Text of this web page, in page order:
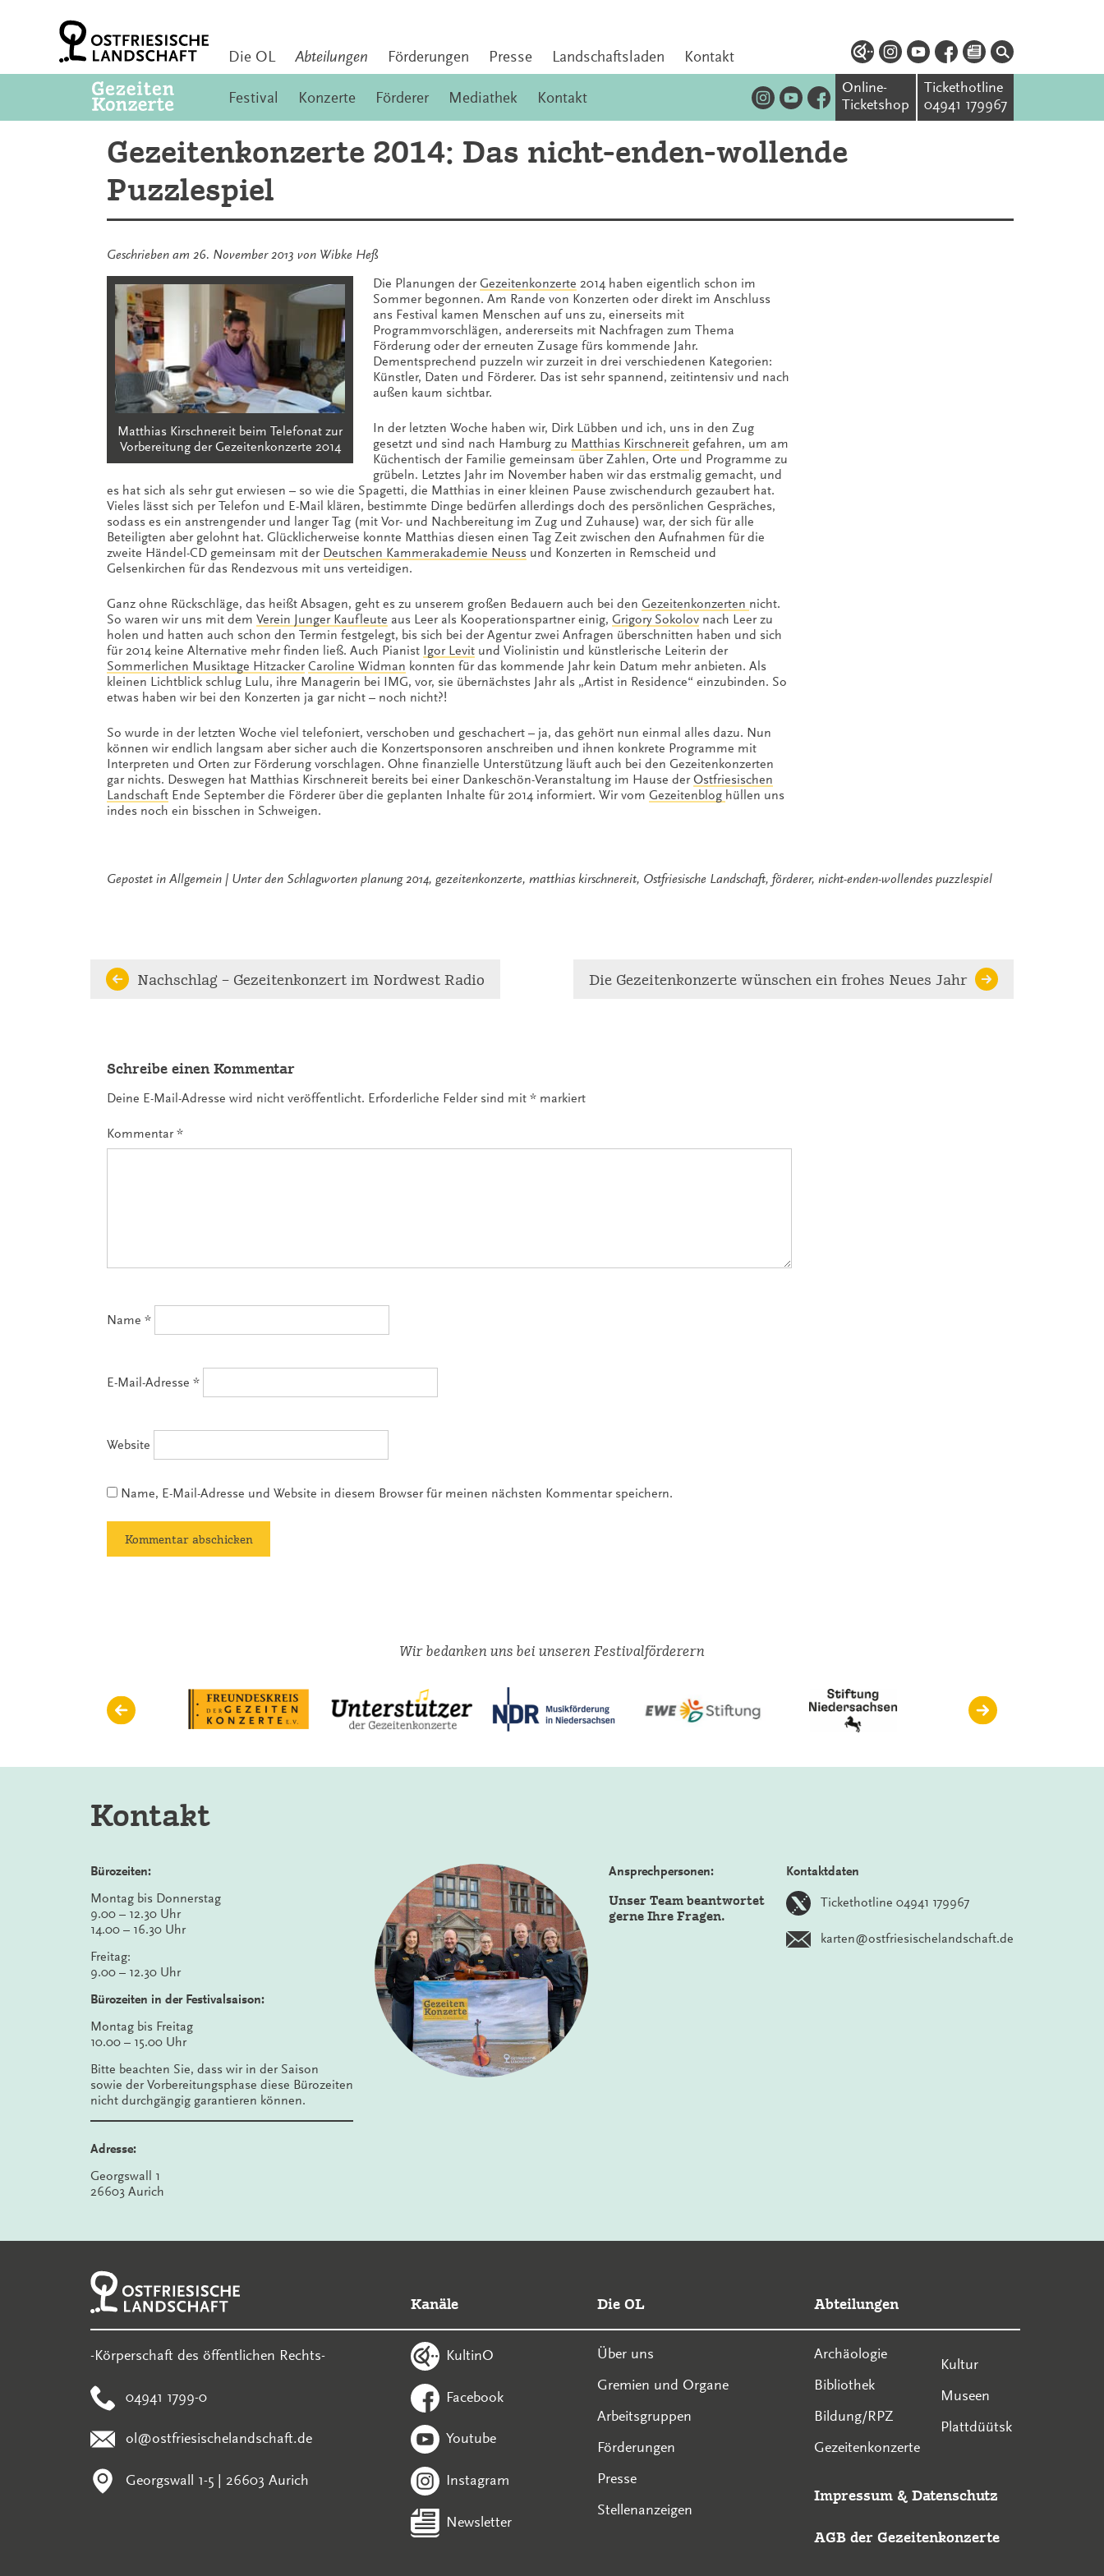
Die OL Abteilungen Förderungen Presse Landschaftsladen Kontakt
Festival Konzerte Förderer Mediathek Kontakt
Online-
Ticketshop
Tickethotline
04941 179967
Gezeitenkonzerte 2014: Das nicht-enden-wollende
Puzzlespiel
Geschrieben am 26. November 2013 von Wibke Heß
Matthias Kirschnereit beim Telefonat zur
Vorbereitung der Gezeitenkonzerte 2014
Die Planungen derGezeitenkonzerte 2014 haben eigentlich schon im
Sommer begonnen. Am Rande von Konzerten oder direkt im Anschluss
ans Festival kamen Menschen auf uns zu, einerseits mit
Programmvorschlägen, andererseits mit Nachfragen zum Thema
Förderung oder der erneuten Zusage fürs kommende Jahr.
Dementsprechend puzzeln wir zurzeit in drei verschiedenen Kategorien:
Künstler, Daten und Förderer. Das ist sehr spannend, zeitintensiv und nach
außen kaum sichtbar.
In der letzten Woche haben wir, Dirk Lübben und ich, uns in den Zug
gesetzt und sind nach Hamburg zu Matthias Kirschnereit gefahren, um am
Küchentisch der Familie gemeinsam über Zahlen, Orte und Programme zu
grübeln. Letztes Jahr im November haben wir das erstmalig gemacht, und
es hat sich als sehr gut erwiesen – so wie die Spagetti, die Matthias in einer kleinen Pause zwischendurch gezaubert hat.
Vieles lässt sich per Telefon und E-Mail klären, bestimmte Dinge bedürfen allerdings doch des persönlichen Gespräches,
sodass es ein anstrengender und langer Tag (mit Vor- und Nachbereitung im Zug und Zuhause) war, der sich für alle
Beteiligten aber gelohnt hat. Glücklicherweise konnte Matthias diesen einen Tag Zeit zwischen den Aufnahmen für die
zweite Händel-CD gemeinsam mit der Deutschen Kammerakademie Neuss und Konzerten in Remscheid und
Gelsenkirchen für das Rendezvous mit uns verteidigen.
Ganz ohne Rückschläge, das heißt Absagen, geht es zu unserem großen Bedauern auch bei den Gezeitenkonzerten nicht.
So waren wir uns mit dem Verein Junger Kaufleute aus Leer als Kooperationspartner einig, Grigory Sokolov nach Leer zu
holen und hatten auch schon den Termin festgelegt, bis sich bei der Agentur zwei Anfragen überschnitten haben und sich
für 2014 keine Alternative mehr finden ließ. Auch Pianist Igor Levit und Violinistin und künstlerische Leiterin der
Sommerlichen Musiktage Hitzacker Caroline Widman konnten für das kommende Jahr kein Datum mehr anbieten. Als
kleinen Lichtblick schlug Lulu, ihre Managerin bei IMG, vor, sie übernächstes Jahr als „Artist in Residence“ einzubinden. So
etwas haben wir bei den Konzerten ja gar nicht – noch nicht?!
So wurde in der letzten Woche viel telefoniert, verschoben und geschachert – ja, das gehört nun einmal alles dazu. Nun
können wir endlich langsam aber sicher auch die Konzertsponsoren anschreiben und ihnen konkrete Programme mit
Interpreten und Orten zur Förderung vorschlagen. Ohne finanzielle Unterstützung läuft auch bei den Gezeitenkonzerten
gar nichts. Deswegen hat Matthias Kirschnereit bereits bei einer Dankeschön-Veranstaltung im Hause derOstfriesischen
Landschaft Ende September die Förderer über die geplanten Inhalte für 2014 informiert. Wir vom Gezeitenblog hüllen uns
indes noch ein bisschen in Schweigen.
Gepostet in Allgemein Unter den Schlagworten planung 2014, gezeitenkonzerte, matthias kirschnereit, Ostfriesische Landschaft, förderer, nicht-enden-wollendes puzzlespiel
Continue
Nachschlag – Gezeitenkonzert im Nordwest Radio Die Gezeitenkonzerte wünschen ein frohes Neues Jahr
Schreibe einen Kommentar
Deine E-Mail-Adresse wird nicht veröffentlicht. Erforderliche Felder sind mit * markiert
Kommentar*
Name *
E-Mail-Adresse *
Website
Name, E-Mail-Adresse und Website in diesem Browser für meinen nächsten Kommentar speichern.
Wir bedanken uns bei unseren Festivalförderern
Kontakt
Bürozeiten:
Montag bis Donnerstag
9.00 – 12.30 Uhr
14.00 – 16.30 Uhr
Freitag:
9.00 – 12.30 Uhr
Bürozeiten in der Festivalsaison:
Montag bis Freitag
10.00 – 15.00 Uhr
Bitte beachten Sie, dass wir in der Saison
sowie der Vorbereitungsphase diese Bürozeiten
nicht durchgängig garantieren können.
Adresse:
Georgswall 1
26603 Aurich
Ansprechpersonen:
Unser Team beantwortet
gerne Ihre Fragen.
Kontaktdaten
Tickethotline 04941 179967
karten@ostfriesischelandschaft.de
-Körperschaft des öffentlichen Rechts-
04941 1799-0
ol@ostfriesischelandschaft.de
Georgswall 1-5 | 26603 Aurich
Kanäle
KultinO
Facebook
Youtube
Instagram
Newsletter
Die OL
Über uns
Gremien und Organe
Arbeitsgruppen
Förderungen
Presse
Stellenanzeigen
Abteilungen
Archäologie
Bibliothek
Bildung/RPZ
Gezeitenkonzerte
Kultur
Museen
Plattdüütsk
Impressum & Datenschutz
AGB der Gezeitenkonzerte